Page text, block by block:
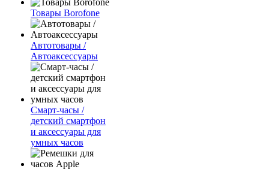
Товары Borofone
Автотовары /
Автоаксессуары
Смарт-часы /
детский смартфон
и аксессуары для
умных часов